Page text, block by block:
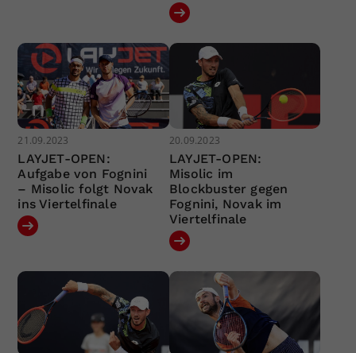
21.09.2023
LAYJET-OPEN:
Aufgabe von Fognini
– Misolic folgt Novak
ins Viertelfinale
20.09.2023
LAYJET-OPEN:
Misolic im
Blockbuster gegen
Fognini, Novak im
Viertelfinale